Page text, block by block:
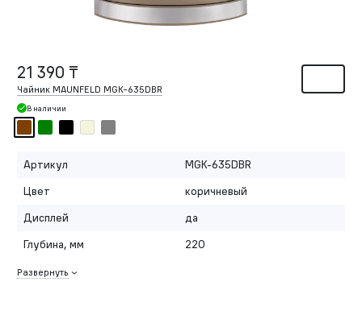
21 390 ₸
Чайник MAUNFELD MGK-635DBR
В наличии
Артикул
MGK-635DBR
Цвет
коричневый
Дисплей
да
Глубина, мм
220
Развернуть